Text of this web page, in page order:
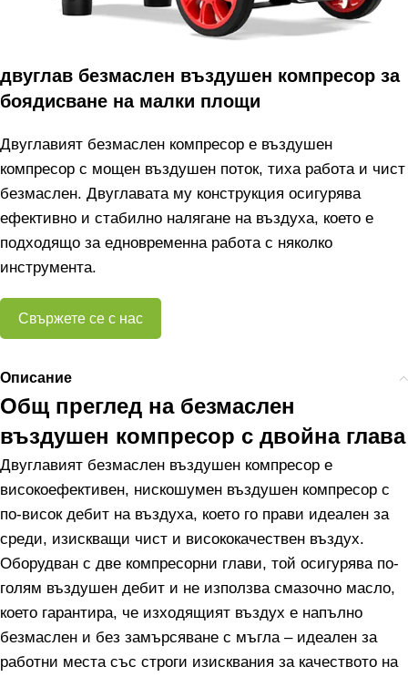
двуглав безмаслен въздушен компресор за
боядисване на малки площи
Двуглавият безмаслен компресор е въздушен
компресор с мощен въздушен поток, тиха работа и чист
безмаслен. Двуглавата му конструкция осигурява
ефективно и стабилно налягане на въздуха, което е
подходящо за едновременна работа с няколко
инструмента.
Свържете се с нас
Описание
Общ преглед на безмаслен
въздушен компресор с двойна глава
Двуглавият безмаслен въздушен компресор е
високоефективен, нискошумен въздушен компресор с
по-висок дебит на въздуха, което го прави идеален за
среди, изискващи чист и висококачествен въздух.
Оборудван с две компресорни глави, той осигурява по-
голям въздушен дебит и не използва смазочно масло,
което гарантира, че изходящият въздух е напълно
безмаслен и без замърсяване с мъгла – идеален за
работни места със строги изисквания за качеството на